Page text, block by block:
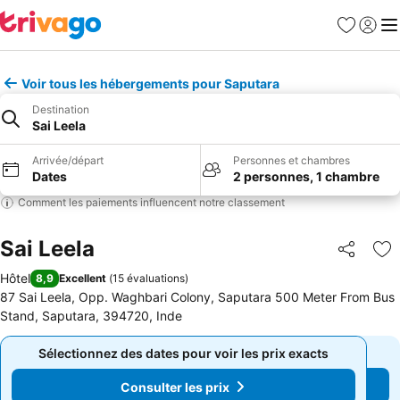
Favoris
Se
Voir tous les hébergements pour Saputara
Destination
Sai Leela
Arrivée/départ
Dates
Personnes et chambres
2 personnes, 1 chambre
Comment les paiements influencent notre classement
Sai Leela Partager
Hôtel 8,9 Excellent (15 évaluations)
87 Sai Leela, Opp. Waghbari Colony, Saputara 500 Meter From Bus
Stand, Saputara, 394720, Inde
Sélectionnez des dates pour voir les prix exacts
Consulter les prix
Sélectionnez des dates pour voir les prix exacts
Consulter les prix